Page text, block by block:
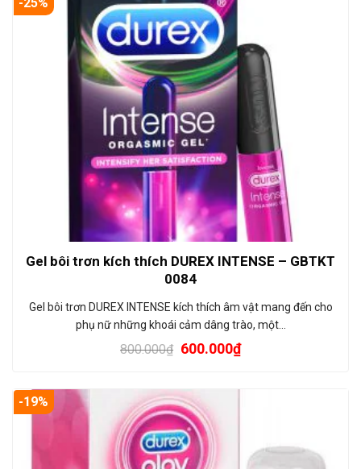
Gel bôi trơn kích thích DUREX INTENSE – GBTKT
0084
Gel bôi trơn DUREX INTENSE kích thích âm vật mang đến cho
phụ nữ những khoái cảm dâng trào, một…
800.000₫ 600.000₫
-19%